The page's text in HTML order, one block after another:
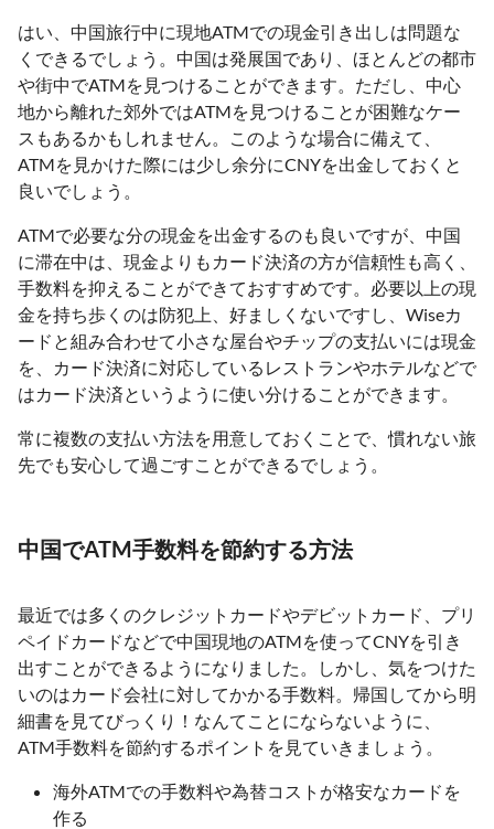
はい、中国旅行中に現地ATMでの現金引き出しは問題な
くできるでしょう。中国は発展国であり、ほとんどの都市
や街中でATMを見つけることができます。ただし、中心
地から離れた郊外ではATMを見つけることが困難なケー
スもあるかもしれません。このような場合に備えて、
ATMを見かけた際には少し余分にCNYを出金しておくと
良いでしょう。
ATMで必要な分の現金を出金するのも良いですが、中国
に滞在中は、現金よりもカード決済の方が信頼性も高く、
手数料を抑えることができておすすめです。必要以上の現
金を持ち歩くのは防犯上、好ましくないですし、Wiseカ
ードと組み合わせて小さな屋台やチップの支払いには現金
を、カード決済に対応しているレストランやホテルなどで
はカード決済というように使い分けることができます。
常に複数の支払い方法を用意しておくことで、慣れない旅
先でも安心して過ごすことができるでしょう。
中国でATM手数料を節約する方法
最近では多くのクレジットカードやデビットカード、プリ
ペイドカードなどで中国現地のATMを使ってCNYを引き
出すことができるようになりました。しかし、気をつけた
いのはカード会社に対してかかる手数料。帰国してから明
細書を見てびっくり！なんてことにならないように、
ATM手数料を節約するポイントを見ていきましょう。
海外ATMでの手数料や為替コストが格安なカードを
作る